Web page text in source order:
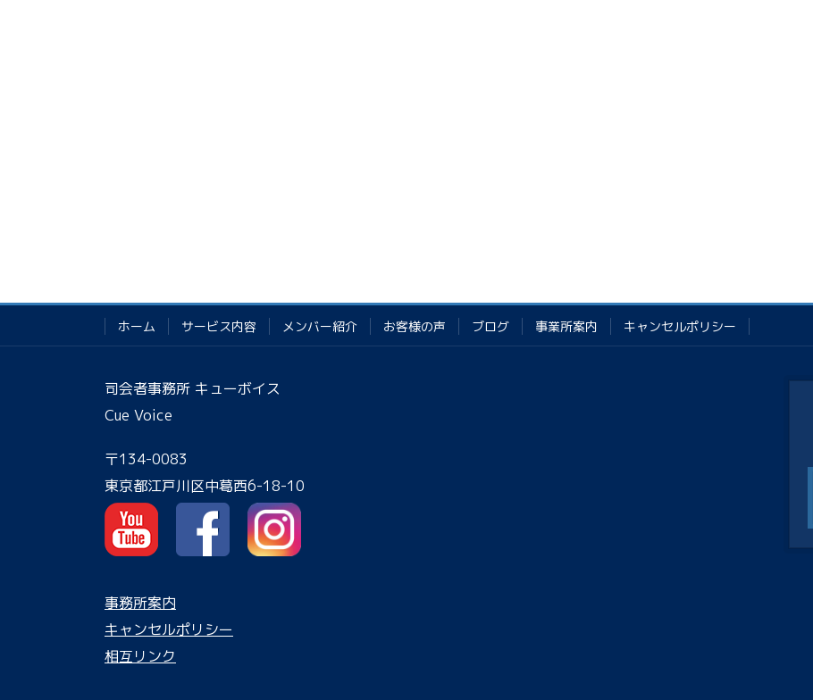
ホーム サービス内容 メンバー紹介 お客様の声 ブログ 事業所案内 キャンセルポリシー
司会者事務所 キューボイス
Cue Voice
〒134-0083
東京都江戸川区中葛西6-18-10
事務所案内
キャンセルポリシー
相互リンク